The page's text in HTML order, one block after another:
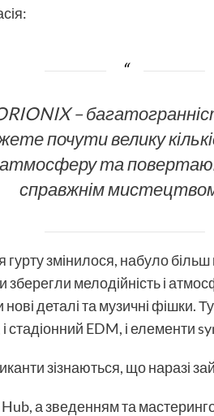
–
почути велику
та
справжнім
гурту змінилося, набуло
мелодійність і
деталі та музичні фішки.
EDM, і елементи
зізнаються, що наразі
а зведенням та